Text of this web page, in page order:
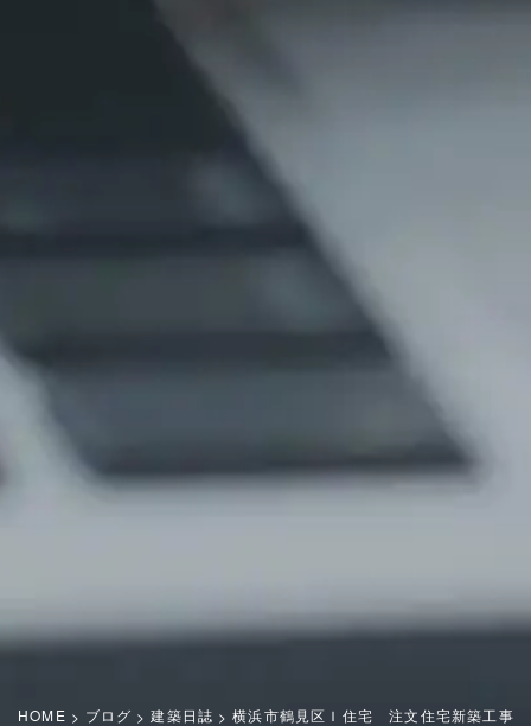
HOME ブログ 建築日誌 横浜市鶴見区Ｉ住宅 注文住宅新築工事